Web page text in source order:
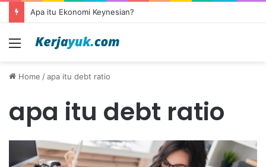
Apa itu Ekonomi Keynesian?
Menu
Home /apa itu debt ratio
apa itu debt ratio